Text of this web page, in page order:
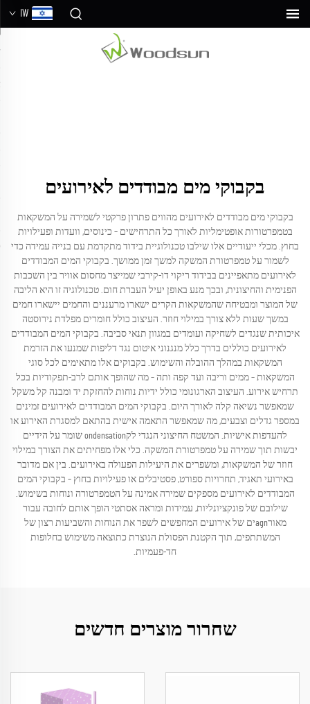
IW
בקבוקי מים מבודדים לאירועים
בקבוקי מים מבודדים לאירועים מהווים פתרון פרקטי לשמירה על המשקאות
בטמפרטורות אופטימליות לאורך כל התרחישים – כינוסים, וועדות ופעילויות
בחוץ. מכלי ייעודיים אלו שילבו טכנולוגיית בידוד מתקדמת עם בנייה עמידה כדי
לשמור על טמפרטורת המשקה למשך זמן ממושך. בקבוקי המים המבודדים
לאירועים מתאפיינים בבידוד ריקוי דו-קירבי שמייצר מחסום אוויר בין השכבות
הפנימית והחיצונית, ובכך מנע באופן יעיל העברת חום. טכנולוגיה זו היא הליבה
של המוצר ומבטיחה שהמשקאות הקרים ישארו מרעננים והחמים יישארו חמים
במשך שעות ללא צורך במילוי חוזר. העיצוב כולל חומרים מפלדת נירוסטה
איכותית שנגדים לשחיקה ועומדים במגוון תנאי סביבה. בקבוקי המים המבודדים
לאירועים כוללים בדרך כלל מנגנוני איטום נגד דליפות שמנעו את הזרמת
המשקאות במהלך ההובלה והשימוש. בקבוקים אלו מתאימים לכל סוגי
המשקאות – ממים וריבה ועד קפה ותה – מה שהופך אותם לרב-תפקודיות בכל
תרחיש אירוע. העיצוב הארגונומי כולל ידיות נוחות להחזקת יד ומבנה קל משקל
שמאפשר נשיאה קלה לאורך היום. בקבוקי המים המבודדים לאירועים זמינים
במספר גדלים וצבעים, מה שמאפשר התאמה אישית בהתאם למסגרת האירוע או
להעדפות אישיות. המשטח החיצוני הנגדי לקondensation שומר על הידיים
יבשות תוך שמירה על טמפרטורת המשקה. כלי אלו מפחיתים את הצורך במילוי
חוזר של המשקאות, ומשפרים את היעילות הפעולה באירועים. בין אם מדובר
באירועי תאגיד, תחרויות ספורט, פסטיבלים או פעילויות בחוץ – בקבוקי המים
המבודדים לאירועים מספקים שמירה אמינה על הטמפרטורה ונוחות בשימוש.
שילובם של פונקציונליות, עמידות ומראה אסתטי הופך אותם לחובה עבור
מאורagnים של אירועים המחפשים לשפר את הנוחות והשביעות רצון של
המשתתפים, תוך הקטנת הפסולת הנוצרת כתוצאה משימוש בחלופות
חד-פעמיות.
שחרור מוצרים חדשים